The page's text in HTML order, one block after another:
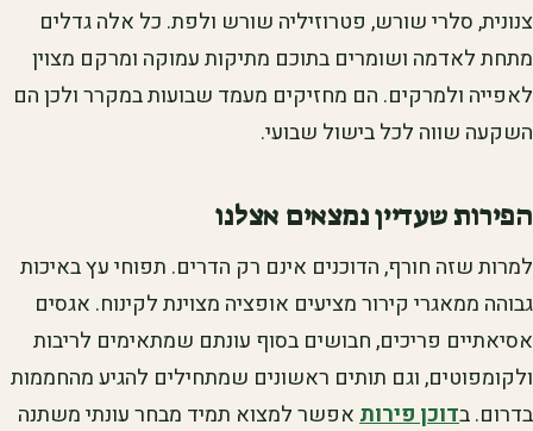
צנונית, סלרי שורש, פטרוזיליה שורש ולפת. כל אלה גדלים
מתחת לאדמה ושומרים בתוכם מתיקות עמוקה ומרקם מצוין
לאפייה ולמרקים. הם מחזיקים מעמד שבועות במקרר ולכן הם
השקעה שווה לכל בישול שבועי.
הפירות שעדיין נמצאים אצלנו
למרות שזה חורף, הדוכנים אינם רק הדרים. תפוחי עץ באיכות
גבוהה ממאגרי קירור מציעים אופציה מצוינת לקינוח. אגסים
אסיאתיים פריכים, חבושים בסוף עונתם שמתאימים לריבות
ולקומפוטים, וגם תותים ראשונים שמתחילים להגיע מהחממות
בדרום. בדוכן פירותאפשר למצוא תמיד מבחר עונתי משתנה